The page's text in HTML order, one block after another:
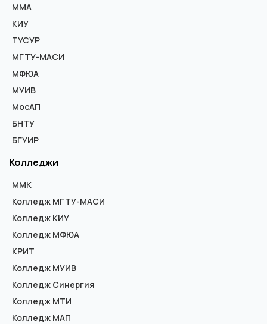
ММА
КИУ
ТУСУР
МГТУ-МАСИ
МФЮА
МУИВ
МосАП
БНТУ
БГУИР
Колледжи
ММК
Колледж МГТУ-МАСИ
Колледж КИУ
Колледж МФЮА
КРИТ
Колледж МУИВ
Колледж Синергия
Колледж МТИ
Колледж МАП